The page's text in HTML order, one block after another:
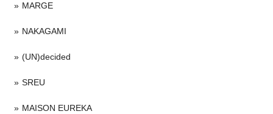
MARGE
NAKAGAMI
(UN)decided
SREU
MAISON EUREKA